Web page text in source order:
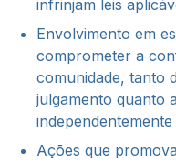
infrinjam leis
Envolvimento em
comprometer a
comunidade, tanto
julgamento quanto
Ações que